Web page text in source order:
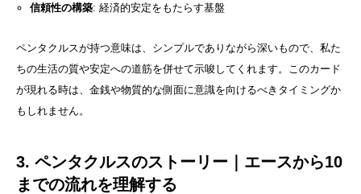
信頼性の構築: 経済的安定をもたらす基盤
ペンタクルスが持つ意味は、シンプルでありながら深いもので、私た
ちの生活の質や安定への道筋を併せて示唆してくれます。このカード
が現れる時は、金銭や物質的な側面に意識を向けるべきタイミングか
もしれません。
3. ペンタクルスのストーリー｜エースから10
までの流れを理解する